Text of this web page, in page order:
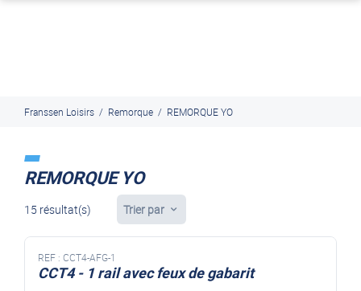
Franssen Loisirs / Remorque / REMORQUE YO
REMORQUE YO
15 résultat(s) Trier par
REF : CCT4-AFG-1
CCT4 - 1 rail avec feux de gabarit